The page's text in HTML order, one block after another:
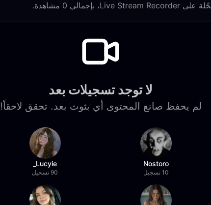
لا توجد تسجيلات بعد
لم يحفظ صانع المحتوى أي بثوث بعد. تحقق لاحقاً!
Nostoro
10 تسجيل
Lucyie_
90 تسجيل